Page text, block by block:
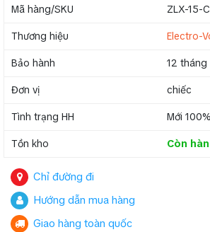
Mã hàng/SKU ZLX-15-
Thương hiệu Electro-
Bảo hành 12 tháng
Đơn vị chiếc
Tình trạng HH Mới 100%
Tồn kho Còn
Chỉ đường đi
Hướng dẫn mua hàng
Giao hàng toàn quốc